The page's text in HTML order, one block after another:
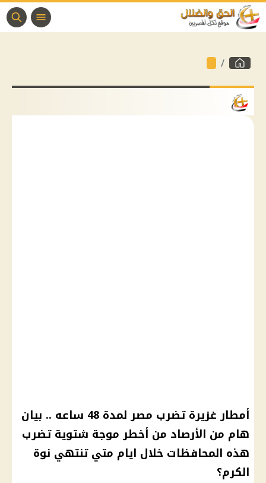
أمطار غزيرة تضرب مصر لمدة 48 ساعه .. بيان
هام من الأرصاد من أخطر موجة شتوية تضرب
هذه المحافظات خلال ايام متي تنتهي نوة
الكرم؟